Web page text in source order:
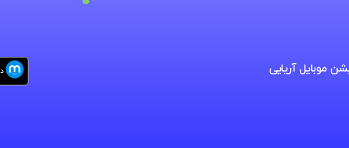
موبایل آریایی